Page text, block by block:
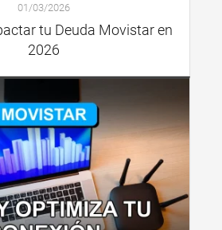
01/03/2026
tu Deuda Movistar en
2026